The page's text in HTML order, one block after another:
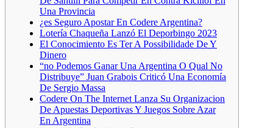
Una Provincia
¿es Seguro Apostar En Codere Argentina?
Lotería Chaqueña Lanzó El Deporbingo 2023
El Conocimiento Es Ter A Possibilidade De Y
Dinero
“no Podemos Ganar Una Argentina O Qual No
Distribuye” Juan Grabois Criticó Una Economía
De Sergio Massa
Codere On The Internet Lanza Su Organizacion
De Apuestas Deportivas Y Juegos Sobre Azar
En Argentina